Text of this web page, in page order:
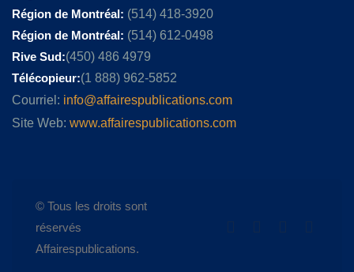
Région de Montréal: (514) 418-3920
Région de Montréal: (514) 612-0498
Rive Sud:(450) 486 4979
Télécopieur:(1 888) 962-5852
Courriel: info@affairespublications.com
Site Web: www.affairespublications.com
© Tous les droits sont
réservés
Affairespublications.